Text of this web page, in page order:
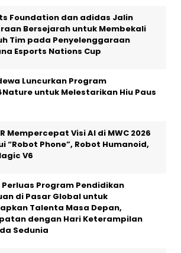
Foundation dan adidas Jalin
Bersejarah untuk Membekali
Tim pada Penyelenggaraan
Esports Nations Cup
Luncurkan Program
untuk Melestarikan Hiu Paus
Mempercepat Visi AI di MWC 2026
“Robot Phone”, Robot Humanoid,
V6
Perluas Program Pendidikan
di Pasar Global untuk
Talenta Masa Depan,
dengan Hari Keterampilan
Sedunia